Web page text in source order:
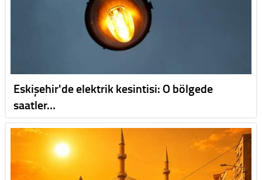
Eskişehir'de elektrik kesintisi: O bölgede
saatler…